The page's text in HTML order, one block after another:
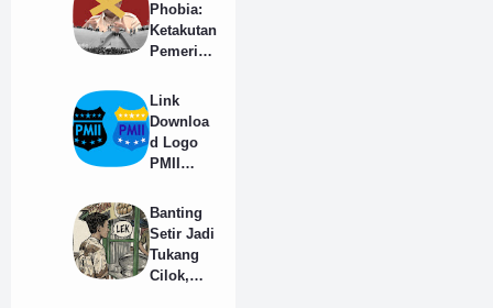
Phobia:
Ketakutan
Pemerint
Terhadap
Suara
Rakyat
Link
Downloa
d Logo
PMII
Full HD
Format
PNG
Banting
Setir Jadi
Tukang
Cilok,